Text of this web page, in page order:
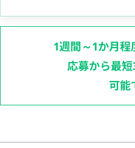
1週間～1か月程
応募から最
可能